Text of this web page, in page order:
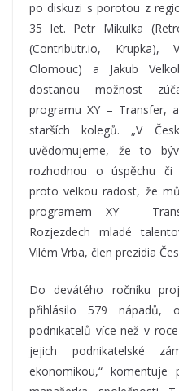
po diskuzi s porotou z
35 let. Petr Mikulka
(Contributr.io, Krupka),
Olomouc) a Jakub
dostanou možnost
programu XY – Transfer,
starších kolegů. „V
uvědomujeme, že to
rozhodnou o úspěchu či
proto velkou radost, že
programem XY –
Rozjezdech mladé
Vilém Vrba, člen prezidia
Do devátého ročníku
přihlásilo 579 nápadů,
podnikatelů více než v
jejich podnikatelské
ekonomikou,“ komentuje